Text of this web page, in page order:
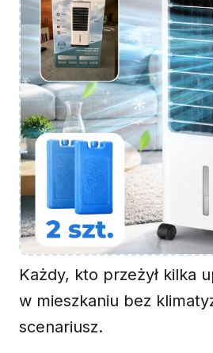
Każdy, kto przeżył kilka
w mieszkaniu bez
scenariusz.